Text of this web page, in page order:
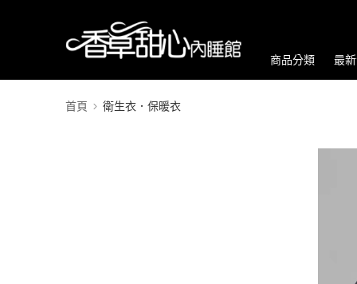
商品分類 最
首頁 衛生衣．保暖衣